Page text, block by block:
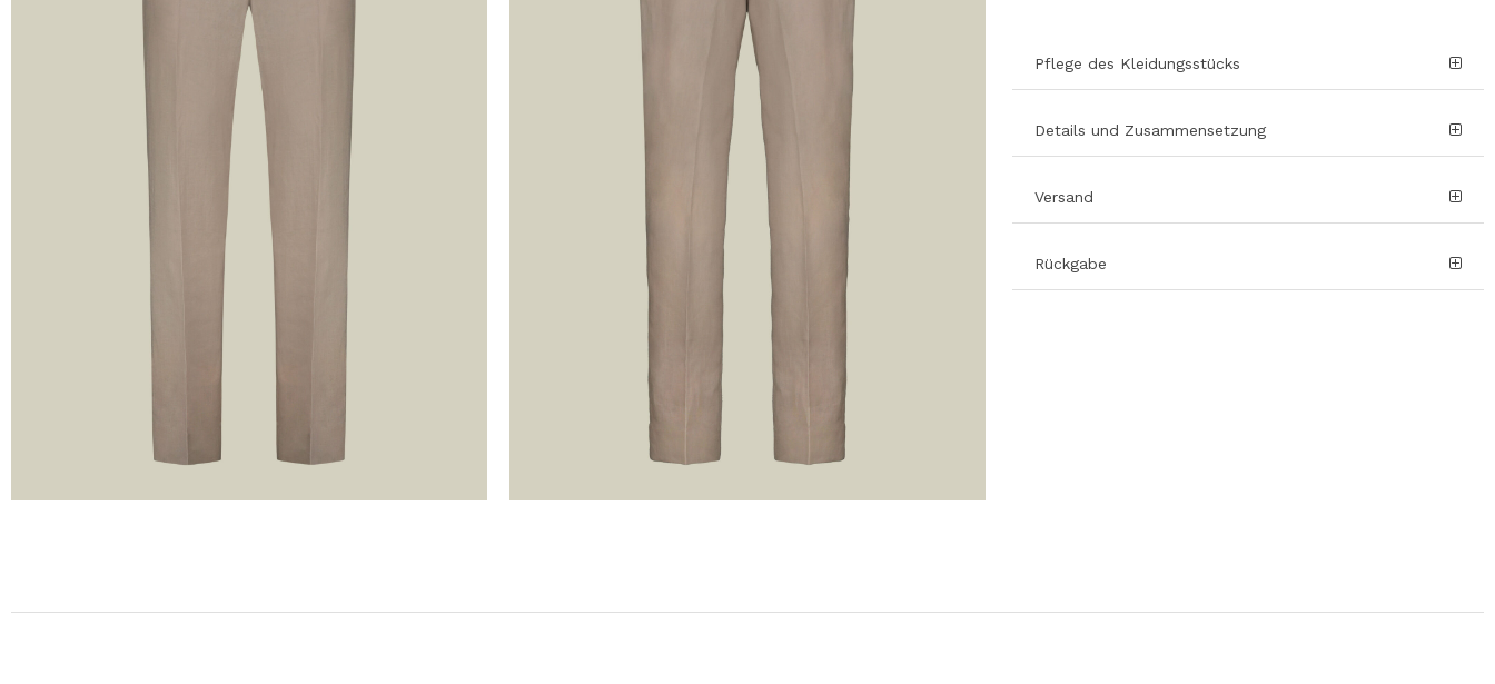
Pflege des Kleidungsstücks
Details und Zusammensetzung
Versand
Rückgabe